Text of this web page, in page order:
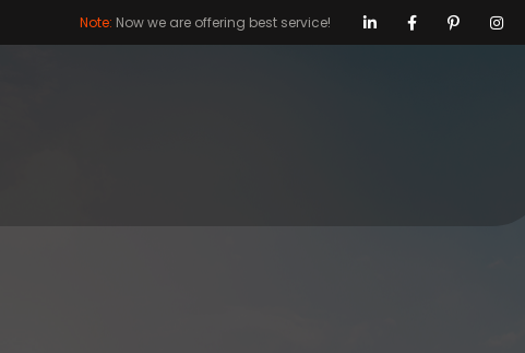
Note: Now we are offering best service!